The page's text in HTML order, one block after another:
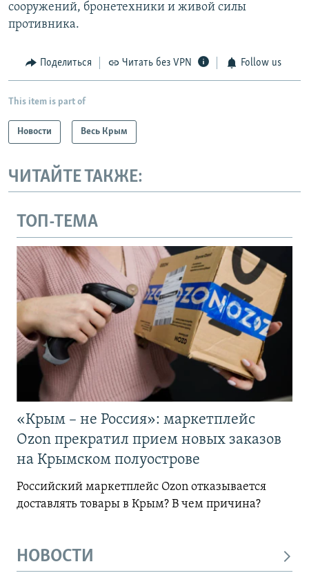
сооружений, бронетехники и живой силы
противника.
Поделиться Читать без VPN Follow us
This item is part of
Новости Весь Крым
ЧИТАЙТЕ ТАКЖЕ:
ТОП-ТЕМА
«Крым – не Россия»: маркетплейс
Ozon прекратил прием новых заказов
на Крымском полуострове
Российский маркетплейс Ozon отказывается
доставлять товары в Крым? В чем причина?
НОВОСТИ